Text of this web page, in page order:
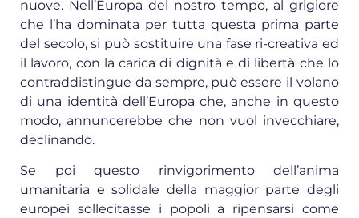
nuove. Nell’Europa del nostro tempo, al grigiore
che l’ha dominata per tutta questa prima parte
del secolo, si può sostituire una fase ri-creativa ed
il lavoro, con la carica di dignità e di libertà che lo
contraddistingue da sempre, può essere il volano
di una identità dell’Europa che, anche in questo
modo, annuncerebbe che non vuol invecchiare,
declinando.
Se poi questo rinvigorimento dell’anima
umanitaria e solidale della maggior parte degli
europei sollecitasse i popoli a ripensarsi come